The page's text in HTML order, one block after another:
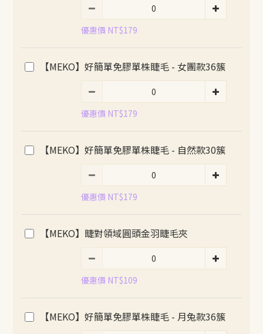
優惠價 NT$179
【MEKO】好簡單免膠單株睫毛 - 女團款36簇
優惠價 NT$179
【MEKO】好簡單免膠單株睫毛 - 自然款30簇
優惠價 NT$179
【MEKO】睫對領域圓頭金羽睫毛夾
優惠價 NT$109
【MEKO】好簡單免膠單株睫毛 - 月兔款36簇